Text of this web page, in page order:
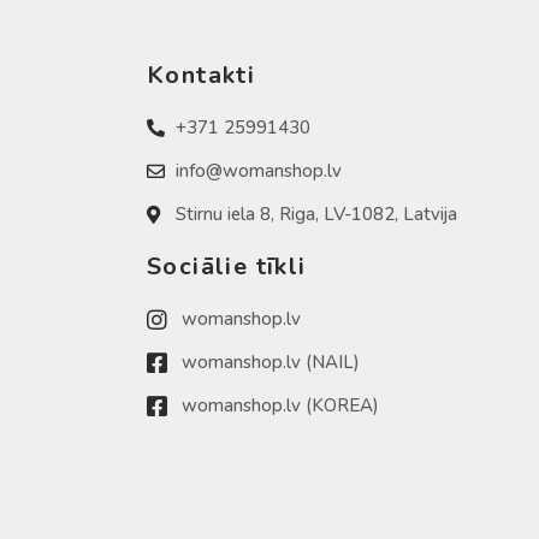
Kontakti
+371 25991430
info@womanshop.lv
Stirnu iela 8, Riga, LV-1082, Latvija
Sociālie tīkli
womanshop.lv
womanshop.lv (NAIL)
womanshop.lv (KOREA)